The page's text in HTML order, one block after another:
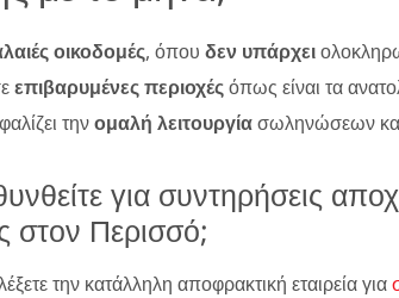
οικοδομές, όπου δεν υπάρχει
επιβαρυμένες περιοχέςόπως είναι τα
τηνομαλή λειτουργίασωληνώσεων
για συντηρήσεις
στον Περισσό;
την κατάλληλη αποφρακτική εταιρεία για